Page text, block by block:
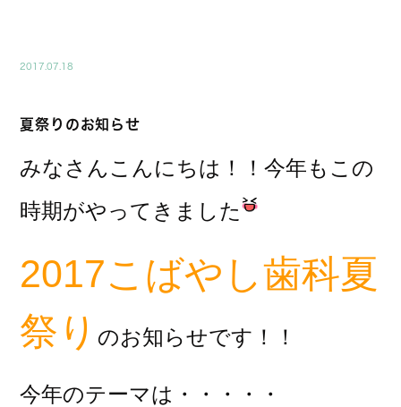
2017.07.18
夏祭りのお知らせ
みなさんこんにちは！！今年もこの
時期がやってきました
2017こばやし歯科夏
祭り のお知らせです！！
今年のテーマは・・・・・